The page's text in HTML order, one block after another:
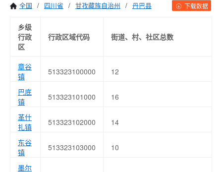
全国 / 四川省 / 甘孜藏族自治州 / 丹巴县 下载数据
乡级
行政
区
行政区域代码 街道、村、社区总数
章谷
镇
513323100000 12
巴底
镇
513323101000 16
革什
扎镇
513323102000 14
东谷
镇
513323103000 10
墨尔